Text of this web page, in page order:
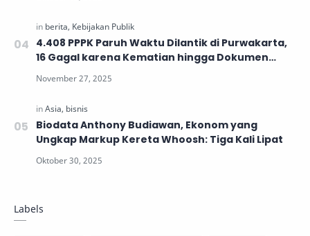
4.408 PPPK Paruh Waktu Dilantik di Purwakarta,
16 Gagal karena Kematian hingga Dokumen
Tidak Lengkap
Biodata Anthony Budiawan, Ekonom yang
Ungkap Markup Kereta Whoosh: Tiga Kali Lipat
Labels